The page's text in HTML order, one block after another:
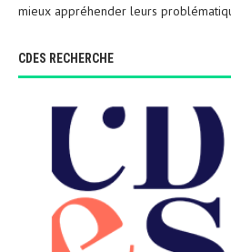
mieux appréhender leurs
CDES RECHERCHE